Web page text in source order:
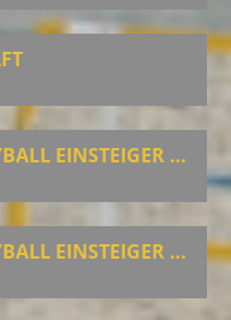
BEACHVOLLEYBALL / VOLLEYBALL EINSTEIGER & AUFFRISCHUNG
BEACHVOLLEYBALL / VOLLEYBALL EINSTEIGER & AUFFRISCHUNG